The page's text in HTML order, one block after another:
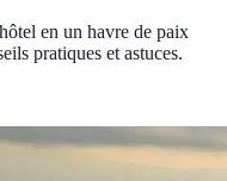
en un havre de paix
pratiques et astuces.